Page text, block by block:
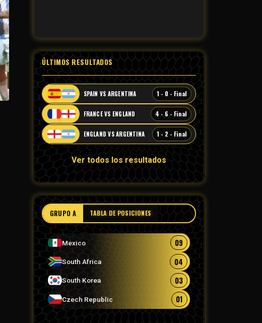
ÚLTIMOS RESULTADOS
SPAIN VS ARGENTINA 1 - 0 - Final
FRANCE VS ENGLAND 4 - 6 - Final
ENGLAND VS ARGENTINA 1 - 2 - Final
Ver todos los resultados
GRUPO A TABLA DE POSICIONES
Mexico 09
South Africa 04
South Korea 03
Czech Republic 01